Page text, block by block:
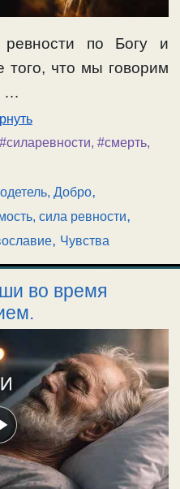
по Богу и
что мы говорим
…
#силаревности, #смерть,
Добро,
сила ревности,
, Чувства
во время